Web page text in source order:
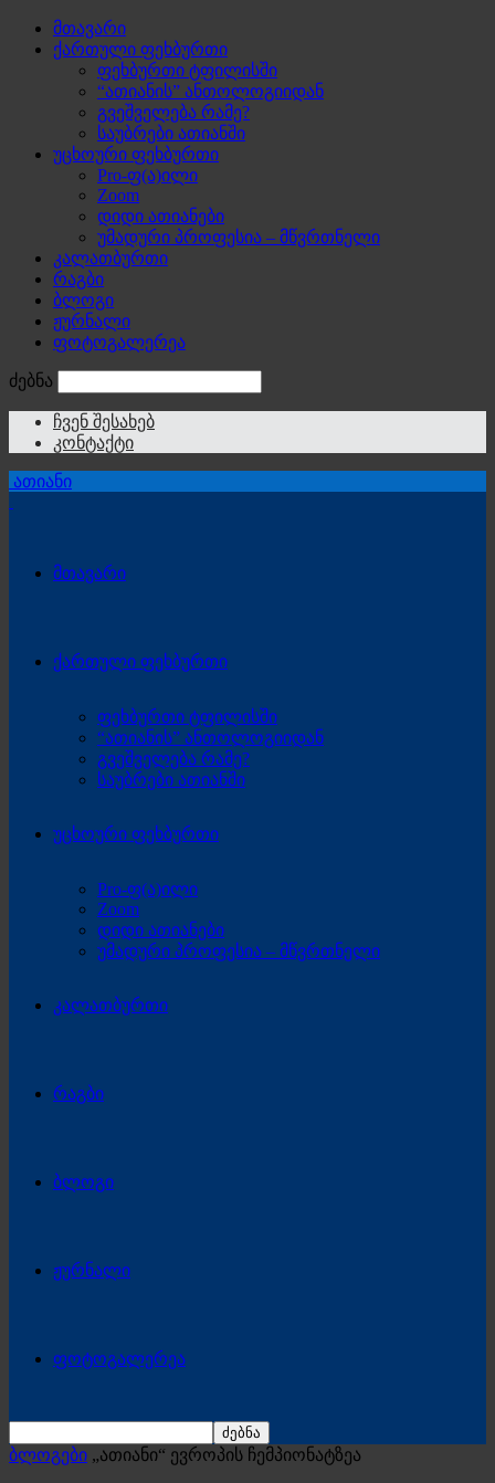
მთავარი
ქართული ფეხბურთი
ფეხბურთი ტფილისში
“ათიანის” ანთოლოგიიდან
გვეშველება რამე?
საუბრები ათიანში
უცხოური ფეხბურთი
Pro-ფ(ა)ილი
Zoom
დიდი ათიანები
უმადური პროფესია – მწვრთნელი
კალათბურთი
რაგბი
ბლოგი
ჟურნალი
ფოტოგალერეა
ძებნა
ჩვენ შესახებ
კონტაქტი
ათიანი
მთავარი
ქართული ფეხბურთი
ფეხბურთი ტფილისში
“ათიანის” ანთოლოგიიდან
გვეშველება რამე?
საუბრები ათიანში
უცხოური ფეხბურთი
Pro-ფ(ა)ილი
Zoom
დიდი ათიანები
უმადური პროფესია – მწვრთნელი
კალათბურთი
რაგბი
ბლოგი
ჟურნალი
ფოტოგალერეა
ბლოგები „ათიანი“ ევროპის ჩემპიონატზეა